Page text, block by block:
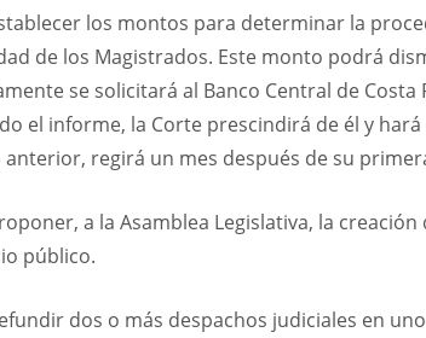
los montos para determinar la
de los Magistrados. Este monto podrá
se solicitará al Banco Central de
el informe, la Corte prescindirá de él y
anterior, regirá un mes después de su
a la Asamblea Legislativa, la
público.
dos o más despachos judiciales en